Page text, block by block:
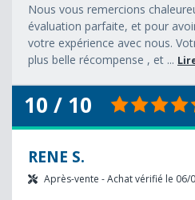
Nous vous remercions
évaluation parfaite, et pour
votre expérience avec nous.
plus belle récompense , et ...
10 / 10
RENE S.
Après-vente - Achat vérifié le 06/